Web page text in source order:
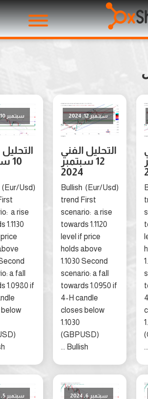
التحليل الفني
12 سبتمبر
(Eur/Usd) Bullish
trend First
scenario: a rise
towards 1.1120
level if price
holds above
1.1030 Second
scenario: a fall
towards 1.0950 if
4-H candle
closes below
(GBPUSD)
التحليل الفني
10 سبتمبر
(Eur/Usd) Bullish
trend First
scenario: a rise
towards 1.1130
level if price
holds above
1.1050 Second
scenario: a fall
towards 1.0980 if
4-H candle
closes below
(GBPUSD)